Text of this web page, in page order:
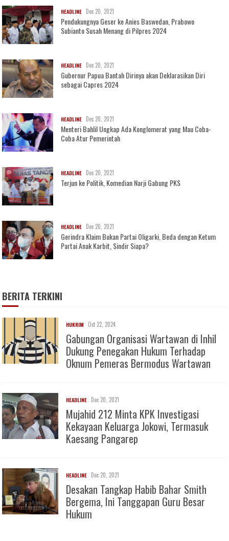
HEADLINE Dec 20, 2021
Pendukungnya Geser ke Anies Baswedan, Prabowo
Subianto Susah Menang di Pilpres 2024
HEADLINE Dec 20, 2021
Gubernur Papua Bantah Dirinya akan Deklarasikan Diri
sebagai Capres 2024
HEADLINE Dec 20, 2021
Menteri Bahlil Ungkap Ada Konglomerat yang Mau Coba-
Coba Atur Pemerintah
HEADLINE Dec 20, 2021
Terjun ke Politik, Komedian Narji Gabung PKS
HEADLINE Dec 20, 2021
Gerindra Klaim Bukan Partai Oligarki, Beda dengan Ketum
Partai Anak Karbit, Sindir Siapa?
BERITA TERKINI
HUKRIM Oct 22, 2024
Gabungan Organisasi Wartawan di Inhil
Dukung Penegakan Hukum Terhadap
Oknum Pemeras Bermodus Wartawan
HEADLINE Dec 20, 2021
Mujahid 212 Minta KPK Investigasi
Kekayaan Keluarga Jokowi, Termasuk
Kaesang Pangarep
HEADLINE Dec 20, 2021
Desakan Tangkap Habib Bahar Smith
Bergema, Ini Tanggapan Guru Besar
Hukum